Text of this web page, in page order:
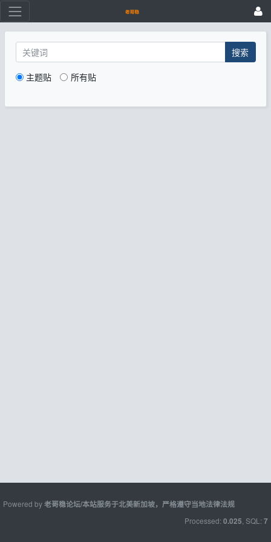
搜索
主题贴 所有贴
Powered by老哥稳论坛/本站服务于北美新加坡，严格遵守当地法律法规
Processed: 0.025 , SQL: 7